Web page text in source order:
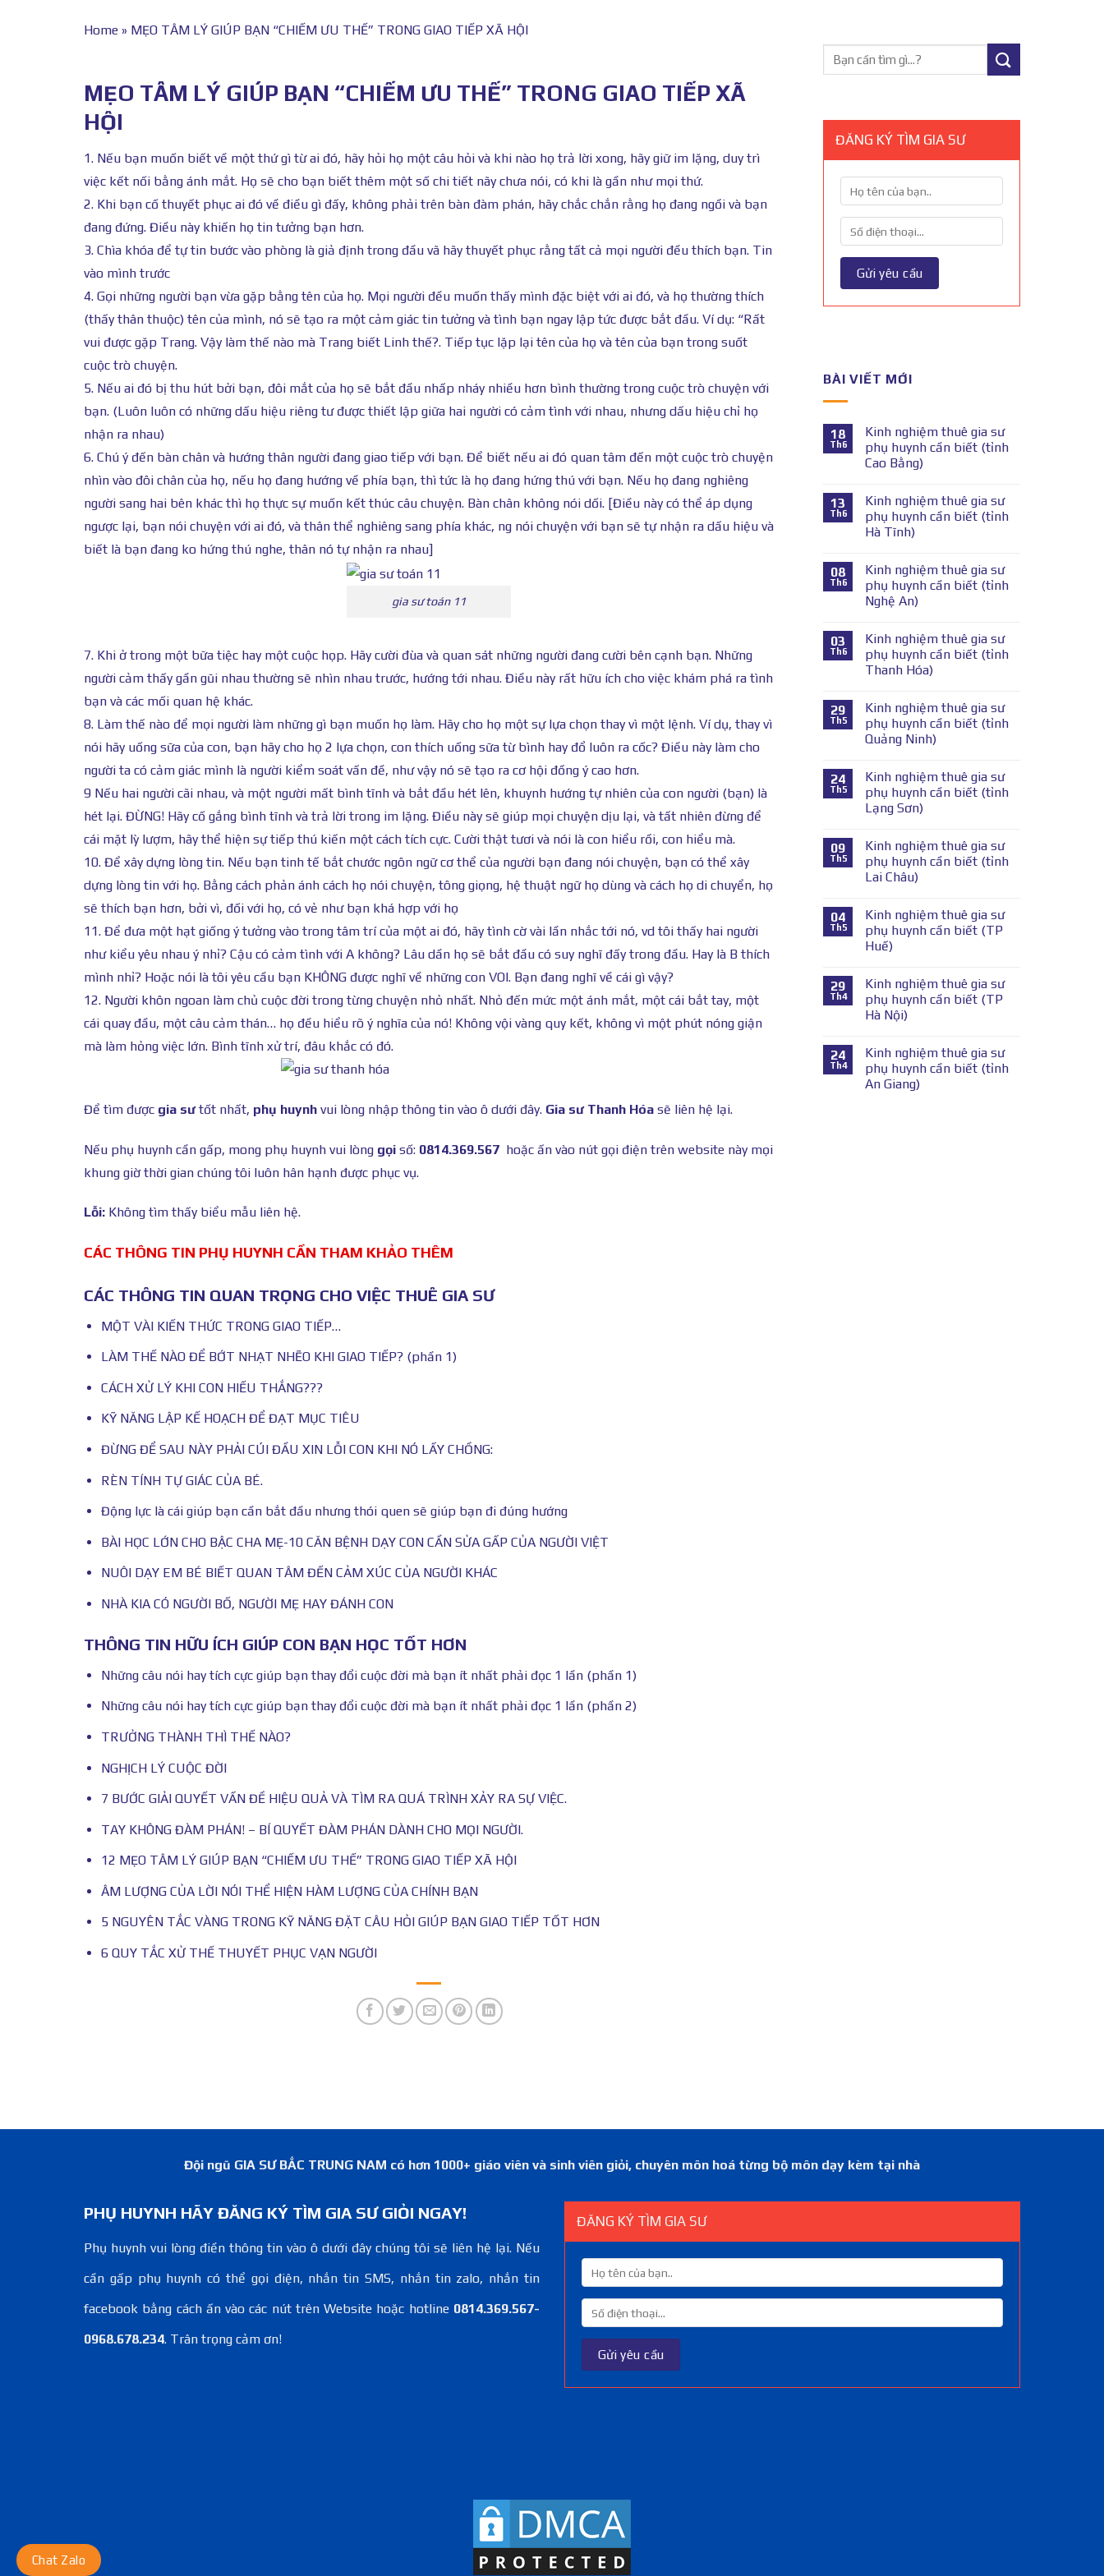
Home » MẸO TÂM LÝ GIÚP BẠN “CHIẾM ƯU THẾ” TRONG GIAO TIẾP XÃ HỘI
MẸO TÂM LÝ GIÚP BẠN “CHIẾM ƯU THẾ” TRONG GIAO TIẾP XÃ
HỘI
1. Nếu bạn muốn biết về một thứ gì từ ai đó, hãy hỏi họ một câu hỏi và khi nào họ trả lời xong, hãy giữ im lặng, duy trì
việc kết nối bằng ánh mắt. Họ sẽ cho bạn biết thêm một số chi tiết nãy chưa nói, có khi là gần như mọi thứ.
2. Khi bạn cố thuyết phục ai đó về điều gì đấy, không phải trên bàn đàm phán, hãy chắc chắn rằng họ đang ngồi và bạn
đang đứng. Điều này khiến họ tin tưởng bạn hơn.
3. Chìa khóa để tự tin bước vào phòng là giả định trong đầu vã hãy thuyết phục rằng tất cả mọi người đều thích bạn. Tin
vào mình trước
4. Gọi những người bạn vừa gặp bằng tên của họ. Mọi người đều muốn thấy mình đặc biệt với ai đó, và họ thường thích
(thấy thân thuộc) tên của mình, nó sẽ tạo ra một cảm giác tin tưởng và tình bạn ngay lập tức được bắt đầu. Ví dụ: “Rất
vui được gặp Trang. Vậy làm thế nào mà Trang biết Linh thế?. Tiếp tục lặp lại tên của họ và tên của bạn trong suốt
cuộc trò chuyện.
5. Nếu ai đó bị thu hút bởi bạn, đôi mắt của họ sẽ bắt đầu nhấp nháy nhiều hơn bình thường trong cuộc trò chuyện với
bạn. (Luôn luôn có những dấu hiệu riêng tư được thiết lập giữa hai người có cảm tình với nhau, nhưng dấu hiệu chỉ họ
nhận ra nhau)
6. Chú ý đến bàn chân và hướng thân người đang giao tiếp với bạn. Để biết nếu ai đó quan tâm đến một cuộc trò chuyện
nhìn vào đôi chân của họ, nếu họ đang hướng về phía bạn, thì tức là họ đang hứng thú với bạn. Nếu họ đang nghiêng
người sang hai bên khác thì họ thực sự muốn kết thúc câu chuyện. Bàn chân không nói dối. [Điều này có thể áp dụng
ngược lại, bạn nói chuyện với ai đó, và thân thể nghiêng sang phía khác, ng nói chuyện với bạn sẽ tự nhận ra dấu hiệu và
biết là bạn đang ko hứng thú nghe, thân nó tự nhận ra nhau]
gia sư toán 11
7. Khi ở trong một bữa tiệc hay một cuộc họp. Hãy cười đùa và quan sát những người đang cười bên cạnh bạn. Những
người cảm thấy gần gũi nhau thường sẽ nhìn nhau trước, hướng tới nhau. Điều này rất hữu ích cho việc khám phá ra tình
bạn và các mối quan hệ khác.
8. Làm thế nào để mọi người làm những gì bạn muốn họ làm. Hãy cho họ một sự lựa chọn thay vì một lệnh. Ví dụ, thay vì
nói hãy uống sữa của con, bạn hãy cho họ 2 lựa chọn, con thích uống sữa từ bình hay đổ luôn ra cốc? Điều này làm cho
người ta có cảm giác mình là người kiểm soát vấn đề, như vậy nó sẽ tạo ra cơ hội đồng ý cao hơn.
9 Nếu hai người cãi nhau, và một người mất bình tĩnh và bắt đầu hét lên, khuynh hướng tự nhiên của con người (bạn) là
hét lại. ĐỪNG! Hãy cố gắng bình tĩnh và trả lời trong im lặng. Điều này sẽ giúp mọi chuyện dịu lại, và tất nhiên đừng để
cái mặt lỳ lượm, hãy thể hiện sự tiếp thú kiến một cách tích cực. Cười thật tươi và nói là con hiểu rồi, con hiểu mà.
10. Để xây dựng lòng tin. Nếu bạn tinh tế bắt chước ngôn ngữ cơ thể của người bạn đang nói chuyện, bạn có thể xây
dựng lòng tin với họ. Bằng cách phản ánh cách họ nói chuyện, tông giọng, hệ thuật ngữ họ dùng và cách họ di chuyển, họ
sẽ thích bạn hơn, bởi vì, đối với họ, có vẻ như bạn khá hợp với họ
11. Để đưa một hạt giống ý tưởng vào trong tâm trí của một ai đó, hãy tình cờ vài lần nhắc tới nó, vd tôi thấy hai người
như kiểu yêu nhau ý nhỉ? Cậu có cảm tình với A không? Lâu dần họ sẽ bắt đầu có suy nghĩ đấy trong đầu. Hay là B thích
mình nhỉ? Hoặc nói là tôi yêu cầu bạn KHÔNG được nghĩ về những con VOI. Bạn đang nghĩ về cái gì vậy?
12. Người khôn ngoan làm chủ cuộc đời trong từng chuyện nhỏ nhất. Nhỏ đến mức một ánh mắt, một cái bắt tay, một
cái quay đầu, một câu cảm thán… họ đều hiểu rõ ý nghĩa của nó! Không vội vàng quy kết, không vì một phút nóng giận
mà làm hỏng việc lớn. Bình tĩnh xử trí, đâu khắc có đó.
Để tìm được gia sưtốt nhất, phụ huynh vui lòng nhập thông tin vào ô dưới đây. Gia sư Thanh Hóa sẽ liên hệ lại.
Nếu phụ huynh cần gấp, mong phụ huynh vui lòng gọi số: 0814.369.567 hoặc ấn vào nút gọi điện trên website này mọi
khung giờ thời gian chúng tôi luôn hân hạnh được phục vụ.
Lỗi: Không tìm thấy biểu mẫu liên hệ.
CÁC THÔNG TIN PHỤ HUYNH CẦN THAM KHẢO THÊM
CÁC THÔNG TIN QUAN TRỌNG CHO VIỆC THUÊ GIA SƯ
MỘT VÀI KIẾN THỨC TRONG GIAO TIẾP…
LÀM THẾ NÀO ĐỂ BỚT NHẠT NHẼO KHI GIAO TIẾP? (phần 1)
CÁCH XỬ LÝ KHI CON HIẾU THẮNG???
KỸ NĂNG LẬP KẾ HOẠCH ĐỂ ĐẠT MỤC TIÊU
ĐỪNG ĐỂ SAU NÀY PHẢI CÚI ĐẦU XIN LỖI CON KHI NÓ LẤY CHỒNG:
RÈN TÍNH TỰ GIÁC CỦA BÉ.
Động lực là cái giúp bạn cần bắt đầu nhưng thói quen sẽ giúp bạn đi đúng hướng
BÀI HỌC LỚN CHO BẬC CHA MẸ-10 CĂN BỆNH DẠY CON CẦN SỬA GẤP CỦA NGƯỜI VIỆT
NUÔI DẠY EM BÉ BIẾT QUAN TÂM ĐẾN CẢM XÚC CỦA NGƯỜI KHÁC
NHÀ KIA CÓ NGƯỜI BỐ, NGƯỜI MẸ HAY ĐÁNH CON
THÔNG TIN HỮU ÍCH GIÚP CON BẠN HỌC TỐT HƠN
Những câu nói hay tích cực giúp bạn thay đổi cuộc đời mà bạn ít nhất phải đọc 1 lần (phần 1)
Những câu nói hay tích cực giúp bạn thay đổi cuộc đời mà bạn ít nhất phải đọc 1 lần (phần 2)
TRƯỞNG THÀNH THÌ THẾ NÀO?
NGHỊCH LÝ CUỘC ĐỜI
7 BƯỚC GIẢI QUYẾT VẤN ĐỀ HIỆU QUẢ VÀ TÌM RA QUÁ TRÌNH XẢY RA SỰ VIỆC.
TAY KHÔNG ĐÀM PHÁN! – BÍ QUYẾT ĐÀM PHÁN DÀNH CHO MỌI NGƯỜI.
12 MẸO TÂM LÝ GIÚP BẠN “CHIẾM ƯU THẾ” TRONG GIAO TIẾP XÃ HỘI
ÂM LƯỢNG CỦA LỜI NÓI THỂ HIỆN HÀM LƯỢNG CỦA CHÍNH BẠN
5 NGUYÊN TẮC VÀNG TRONG KỸ NĂNG ĐẶT CÂU HỎI GIÚP BẠN GIAO TIẾP TỐT HƠN
6 QUY TẮC XỬ THẾ THUYẾT PHỤC VẠN NGƯỜI
ĐĂNG KÝ TÌM GIA SƯ
BÀI VIẾT MỚI
18
Th6
Kinh nghiệm thuê gia sư
phụ huynh cần biết (tỉnh
Cao Bằng)
13
Th6
Kinh nghiệm thuê gia sư
phụ huynh cần biết (tỉnh
Hà Tĩnh)
08
Th6
Kinh nghiệm thuê gia sư
phụ huynh cần biết (tỉnh
Nghệ An)
03
Th6
Kinh nghiệm thuê gia sư
phụ huynh cần biết (tỉnh
Thanh Hóa)
29
Th5
Kinh nghiệm thuê gia sư
phụ huynh cần biết (tỉnh
Quảng Ninh)
24
Th5
Kinh nghiệm thuê gia sư
phụ huynh cần biết (tỉnh
Lạng Sơn)
09
Th5
Kinh nghiệm thuê gia sư
phụ huynh cần biết (tỉnh
Lai Châu)
04
Th5
Kinh nghiệm thuê gia sư
phụ huynh cần biết (TP
Huế)
29
Th4
Kinh nghiệm thuê gia sư
phụ huynh cần biết (TP
Hà Nội)
24
Th4
Kinh nghiệm thuê gia sư
phụ huynh cần biết (tỉnh
An Giang)
Đội ngũ GIA SƯ BẮC TRUNG NAM có hơn 1000+ giáo viên và sinh viên giỏi, chuyên môn hoá từng bộ môn dạy kèm tại nhà
PHỤ HUYNH HÃY ĐĂNG KÝ TÌM GIA SƯ GIỎI NGAY!
Phụ huynh vui lòng điền thông tin vào ô dưới đây chúng tôi sẽ liên hệ lại. Nếu
cần gấp phụ huynh có thể gọi điện, nhắn tin SMS, nhắn tin zalo, nhắn tin
facebook bằng cách ấn vào các nút trên Website hoặc hotline 0814.369.567-
0968.678.234. Trân trọng cảm ơn!
ĐĂNG KÝ TÌM GIA SƯ
Chat Zalo